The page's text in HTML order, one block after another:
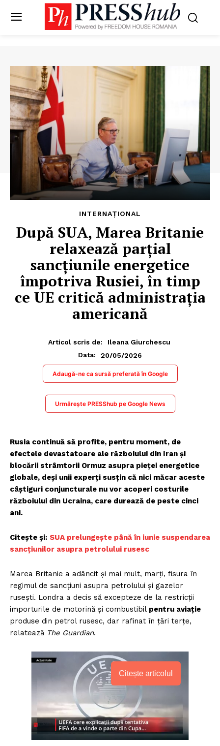
INTERNAȚIONAL
După SUA, Marea Britanie
relaxează parțial
sancțiunile energetice
împotriva Rusiei, în timp
ce UE critică administrația
americană
Articol scris de:
Ileana Giurchescu
Data:
20/05/2026
Adaugă-ne ca sursă preferată în Google
Urmărește PRESShub pe Google News
Rusia continuă să profite, pentru moment, de
efectele devastatoare ale războiului din Iran și
blocării strâmtorii Ormuz asupra pieței energetice
globale, deși unii experți susțin că nici măcar aceste
câștiguri conjuncturale nu vor acoperi costurile
războiului din Ucraina, care durează de peste cinci
ani.
Citește și: SUA prelungește până în iunie suspendarea
sancțiunilor asupra petrolului rusesc
Marea Britanie a adâncit și mai mult, marți, fisura în
regimul de sancțiuni asupra petrolului și gazelor
rusești. Londra a decis să excepteze de la restricții
importurile de motorină și combustibil pentru aviație
produse din petrol rusesc, dar rafinat în țări terțe,
relatează The Guardian.
Citește articolul